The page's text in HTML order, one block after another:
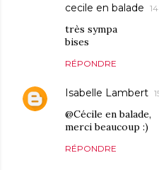
cecile en balade
très sympa
bises
RÉPONDRE
Isabelle Lambert
@Cécile en balade,
merci beaucoup :)
RÉPONDRE